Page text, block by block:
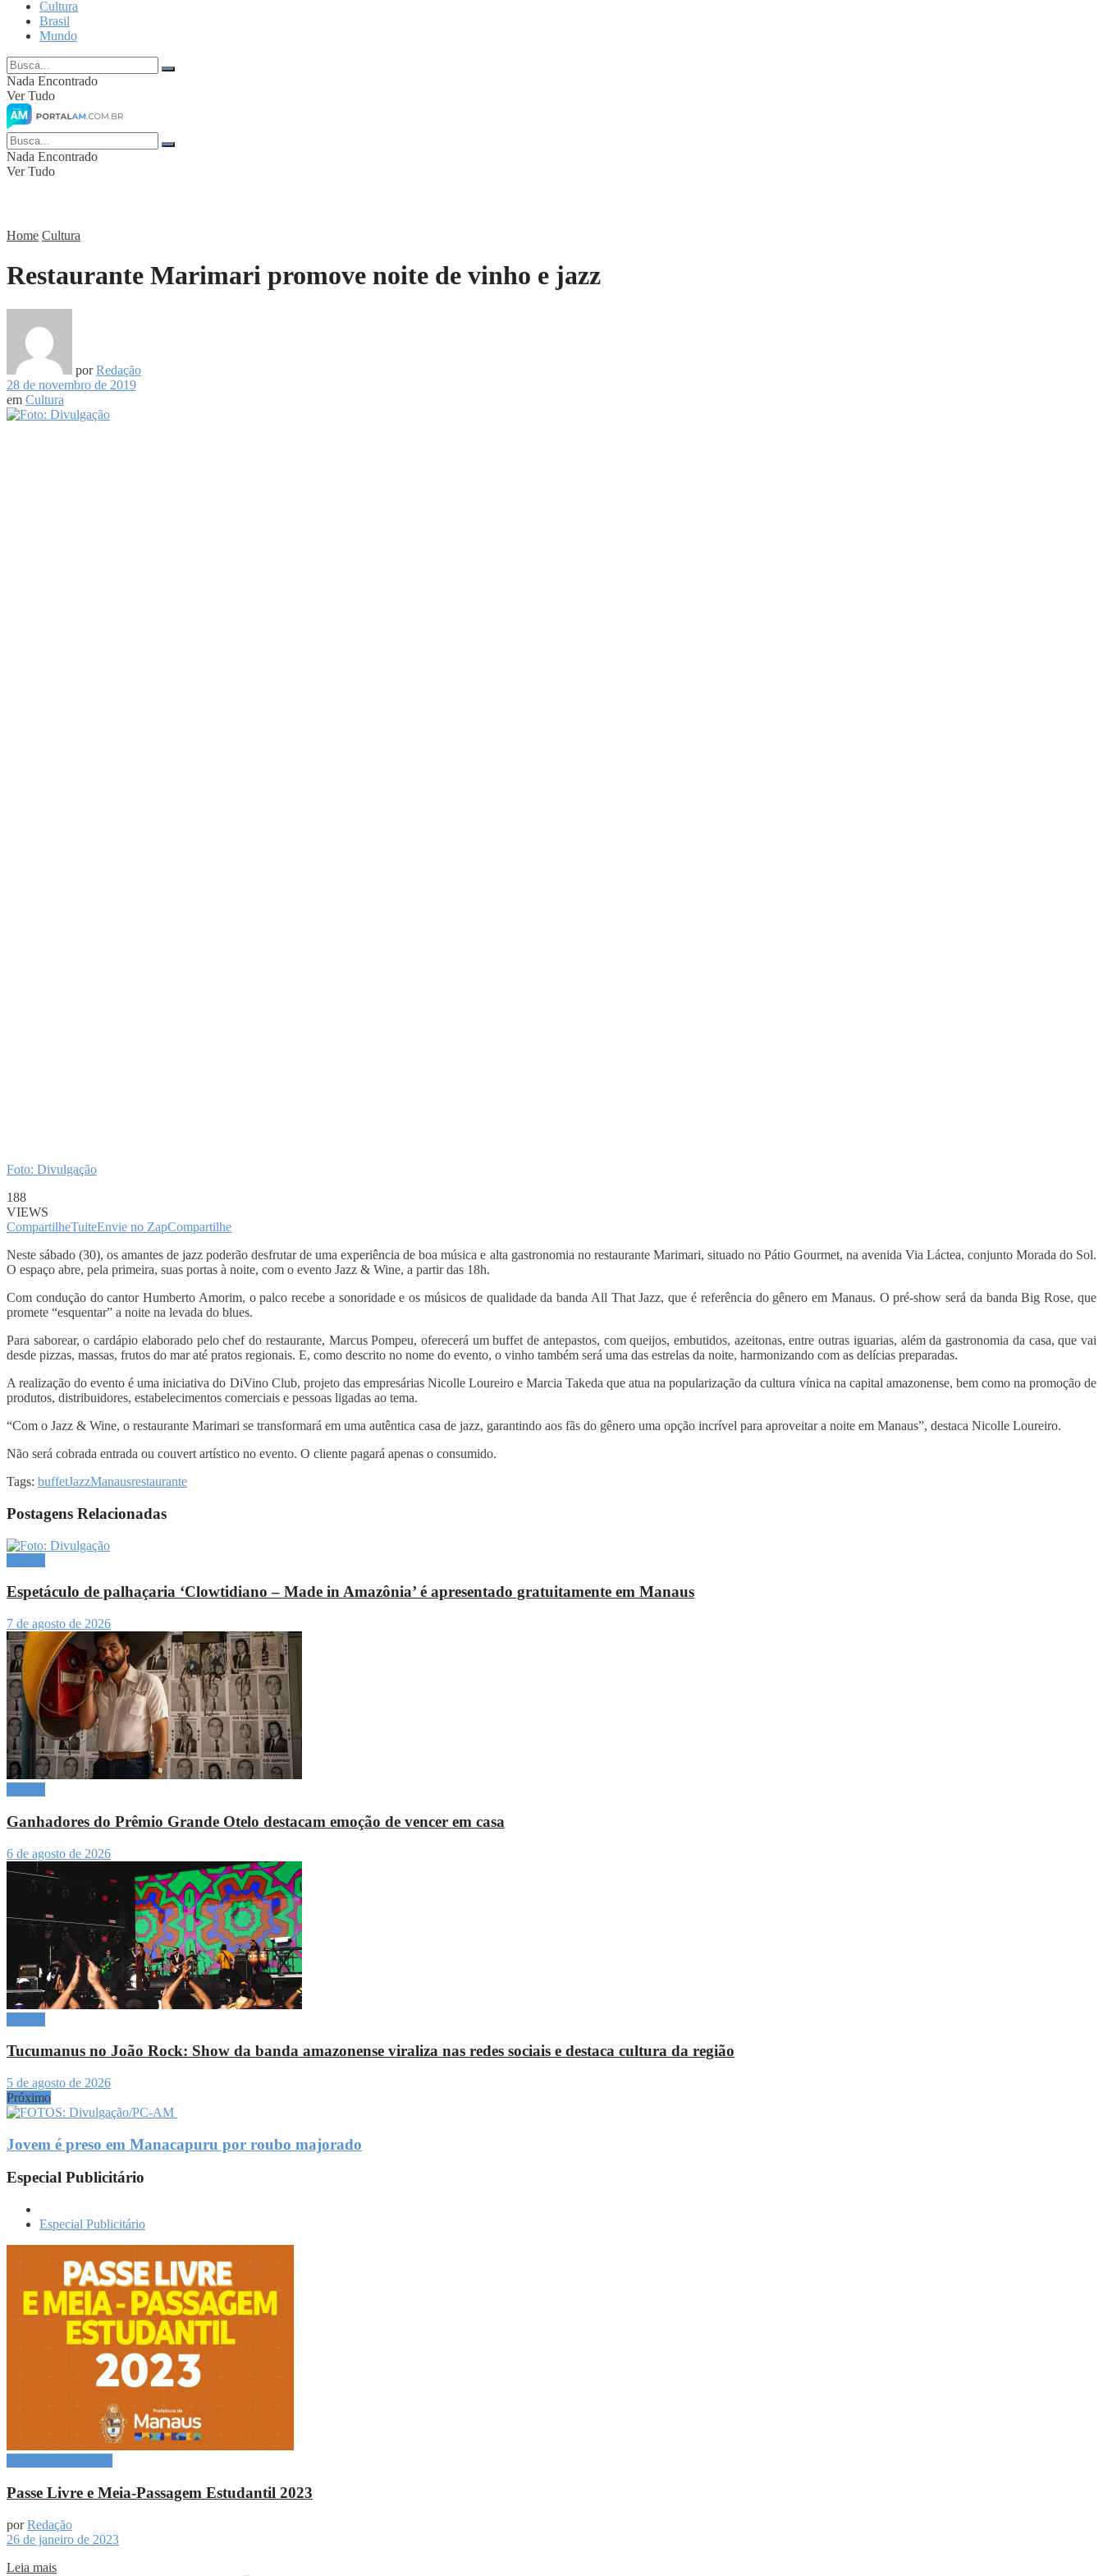
Cultura
Brasil
Mundo
Nada Encontrado
Ver Tudo
Nada Encontrado
Ver Tudo
Home Cultura
Restaurante Marimari promove noite de vinho e jazz
por Redação
28 de novembro de 2019
em Cultura
Foto: Divulgação
188
VIEWS
CompartilheTuiteEnvie no ZapCompartilhe
Neste sábado (30), os amantes de jazz poderão desfrutar de uma experiência de boa música e alta gastronomia no restaurante Marimari, situado no Pátio Gourmet, na avenida Via Láctea, conjunto Morada do Sol.
O espaço abre, pela primeira, suas portas à noite, com o evento Jazz & Wine, a partir das 18h.
Com condução do cantor Humberto Amorim, o palco recebe a sonoridade e os músicos de qualidade da banda All That Jazz, que é referência do gênero em Manaus. O pré-show será da banda Big Rose, que
promete “esquentar” a noite na levada do blues.
Para saborear, o cardápio elaborado pelo chef do restaurante, Marcus Pompeu, oferecerá um buffet de antepastos, com queijos, embutidos, azeitonas, entre outras iguarias, além da gastronomia da casa, que vai
desde pizzas, massas, frutos do mar até pratos regionais. E, como descrito no nome do evento, o vinho também será uma das estrelas da noite, harmonizando com as delícias preparadas.
A realização do evento é uma iniciativa do DiVino Club, projeto das empresárias Nicolle Loureiro e Marcia Takeda que atua na popularização da cultura vínica na capital amazonense, bem como na promoção de
produtos, distribuidores, estabelecimentos comerciais e pessoas ligadas ao tema.
“Com o Jazz & Wine, o restaurante Marimari se transformará em uma autêntica casa de jazz, garantindo aos fãs do gênero uma opção incrível para aproveitar a noite em Manaus”, destaca Nicolle Loureiro.
Não será cobrada entrada ou couvert artístico no evento. O cliente pagará apenas o consumido.
Tags: buffetJazzManausrestaurante
Postagens Relacionadas
Espetáculo de palhaçaria ‘Clowtidiano – Made in Amazônia’ é apresentado gratuitamente em Manaus
7 de agosto de 2026
Ganhadores do Prêmio Grande Otelo destacam emoção de vencer em casa
6 de agosto de 2026
Tucumanus no João Rock: Show da banda amazonense viraliza nas redes sociais e destaca cultura da região
5 de agosto de 2026
Próximo
Jovem é preso em Manacapuru por roubo majorado
Especial Publicitário
Especial Publicitário
Passe Livre e Meia-Passagem Estudantil 2023
por Redação
26 de janeiro de 2023
Leia mais